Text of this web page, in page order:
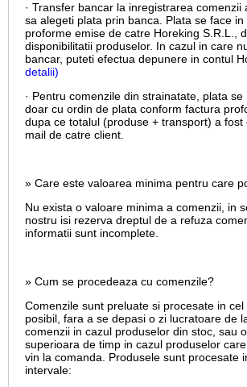
· Transfer bancar la inregistrarea comenzii
sa alegeti plata prin banca. Plata se face
proforme emise de catre Horeking S.R.L.,
disponibilitatii produselor. In cazul in care
bancar, puteti efectua depunere in contul
detalii)
· Pentru comenzile din strainatate, plata
doar cu ordin de plata conform factura
dupa ce totalul (produse + transport) a fost
mail de catre client.
» Care este valoarea minima pentru care
Nu exista o valoare minima a comenzii, in
nostru isi rezerva dreptul de a refuza
informatii sunt incomplete.
» Cum se procedeaza cu comenzile?
Comenzile sunt preluate si procesate in
posibil, fara a se depasi o zi lucratoare de
comenzii in cazul produselor din stoc, sau
superioara de timp in cazul produselor
vin la comanda. Produsele sunt procesate
intervale: